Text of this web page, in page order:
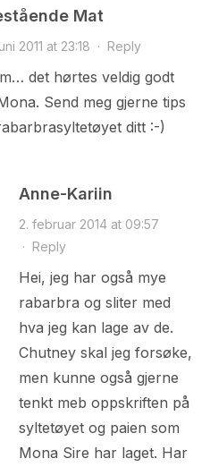
Mat
2011 at 23:18 · Reply
det hørtes veldig godt
Send meg gjerne tips
ditt :-)
Anne-Kariin
2. februar 2014 at 09:57
· Reply
Hei, jeg har også mye
rabarbra og sliter med
hva jeg kan lage av de.
Chutney skal jeg forsøke,
men kunne også gjerne
tenkt meb oppskriften på
syltetøyet og paien som
Mona Sire har laget. Har